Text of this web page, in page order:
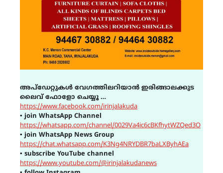
അപ്ഡേറ്റുകൾ വേഗത്തിലറിയാൻ ഇരിങ്ങാലക്കുട
ലൈവ് ഫോളോ ചെയ്യൂ …
https://www.facebook.com/irinjalakuda
▪ join WhatsApp Channel
https://whatsapp.com/channel/0029Va4ic6cBKfhytWZQed3O
▪ join WhatsApp News Group
https://chat.whatsapp.com/K3Ng4NRYDBR7baLXByhAEa
▪ subscribe YouTube channel
https://www.youtube.com/@irinjalakudanews